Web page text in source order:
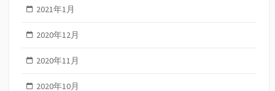
2021年1月
2020年12月
2020年11月
2020年10月